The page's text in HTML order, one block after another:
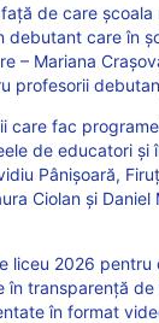
de care școala
debutant care în
– Mariana
profesorii
care fac
de educatori și
Pânișoară,
Ciolan și Daniel
liceu 2026 pentru
în transparență de
în format